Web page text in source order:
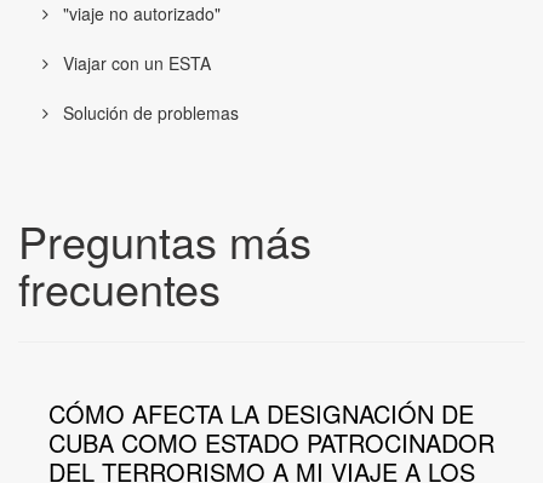
"viaje no autorizado"
Viajar con un ESTA
Solución de problemas
Preguntas más
frecuentes
CÓMO AFECTA LA DESIGNACIÓN DE
CUBA COMO ESTADO PATROCINADOR
DEL TERRORISMO A MI VIAJE A LOS